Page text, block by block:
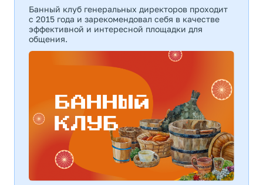
Банный клуб генеральных директоров проходит
с 2015 года и зарекомендовал себя в качестве
эффективной и интересной площадки для
общения.